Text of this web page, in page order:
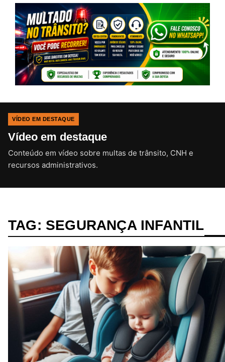
VÍDEO EM DESTAQUE
Vídeo em destaque
Conteúdo em vídeo sobre multas de trânsito, CNH e
recursos administrativos.CLIQUE PARA ATIVAR O SOM
TAG: SEGURANÇA INFANTIL